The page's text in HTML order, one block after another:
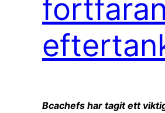
Bcachefs har tagit ett